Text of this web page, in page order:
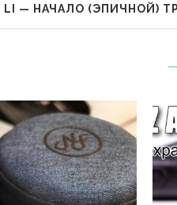
LI — НАЧАЛО (ЭПИЧНОЙ)